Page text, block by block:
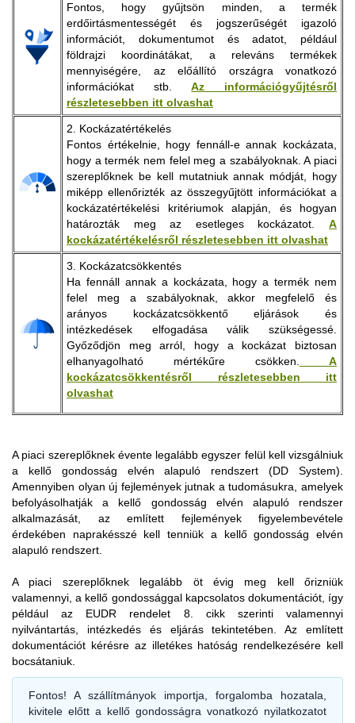
Fontos, hogy gyűjtsön minden, a termék
erdőirtásmentességét és jogszerűségét igazoló
információt, dokumentumot és adatot, például
földrajzi koordinátákat, a releváns termékek
mennyiségére, az előállító országra vonatkozó
információkat stb.Az információgyűjtésről
részletesebben itt olvashat
2. Kockázatértékelés
Fontos értékelnie, hogy fennáll-e annak kockázata,
hogy a termék nem felel meg a szabályoknak. A piaci
szereplőknek be kell mutatniuk annak módját, hogy
miképp ellenőrizték az összegyűjtött információkat a
kockázatértékelési kritériumok alapján, és hogyan
határozták meg az esetleges kockázatot. A
kockázatértékelésről részletesebben itt olvashat
3. Kockázatcsökkentés
Ha fennáll annak a kockázata, hogy a termék nem
felel meg a szabályoknak, akkor megfelelő és
arányos kockázatcsökkentő eljárások és
intézkedések elfogadása válik szükségessé.
Győződjön meg arról, hogy a kockázat biztosan
elhanyagolható mértékűre csökken. A
kockázatcsökkentésről részletesebben itt
olvashat
A piaci szereplőknek évente legalább egyszer felül kell vizsgálniuk
a kellő gondosság elvén alapuló rendszert (DD System).
Amennyiben olyan új fejlemények jutnak a tudomásukra, amelyek
befolyásolhatják a kellő gondosság elvén alapuló rendszer
alkalmazását, az említett fejlemények figyelembevétele
érdekében naprakésszé kell tenniük a kellő gondosság elvén
alapuló rendszert.
A piaci szereplőknek legalább öt évig meg kell őrizniük
valamennyi, a kellő gondossággal kapcsolatos dokumentációt, így
például az EUDR rendelet 8. cikk szerinti valamennyi
nyilvántartás, intézkedés és eljárás tekintetében. Az említett
dokumentációt kérésre az illetékes hatóság rendelkezésére kell
bocsátaniuk.
Fontos! A szállítmányok importja, forgalomba hozatala,
kivitele előtt a kellő gondosságra vonatkozó nyilatkozatot
A releváns termék szabad forgalomba bocsátására vagy
kivitelére vonatkozó vám-árunyilatkozatot benyújtó személynek
a vámhatóságok rendelkezésére kell bocsátania az EUDR
információs rendszer által az adott releváns termékhez a kellő
gondosságra vonatkozó nyilatkozat alapján rendelt hivatkozási
számot.
A szabad forgalomba helyezésre és a kivitelre irányuló
vámeljárást tehát csak akkor kezdeményezhet a piaci
szereplő, ha előzetesen elvégezte a szállítmányra vonatkozó
kellő gondosság szerinti eljárás alapján az adatgyűjtést,
kockázatelemzést és szükség szerint a megállapított
kockázatokat megfelelő intézkedésekkel elhanyagolható
méretűre csökkentette, majd ez alapján feltöltötte a kellő
gondosságra vonatkozó nyilatkozatát (DD Statement), és a
kapott.
A piaci szereplőknek gyűjteniük és rendszerezniük, valamint a
releváns áruk és termékek forgalomba hozatalának vagy
kivitelének időpontjától számított öt évig meg kell őrizniük az
EUDR 9. cikk alapján összegyűjtött információkat a kapcsolódó
bizonyítékokkal együtt.
Az EUDR 10. cikk (4) bekezdésének és az EUDR 11. cikk (3)
kell tudniuk mutatni, hogy a kellő gondossági eljárást
miképpen folytatták le, illetve azokat a kockázatcsökkentő
intézkedéseket, amelyeket esetleges kockázat azonosításakor
alkalmaztak. A piaci szereplőknek a kellő gondossági
nyilatkozatokról is nyilvántartást kell vezetniük a nyilatkozat
információs rendszerbe történő benyújtásától számított öt évig,
amely nyilatkozatok benyújtása a termék forgalomba
hozatalának vagy kivitelének időpontja előtt valósult meg. E
tekintetben a kkv-nek nem minősülő kereskedőkre ugyanazok